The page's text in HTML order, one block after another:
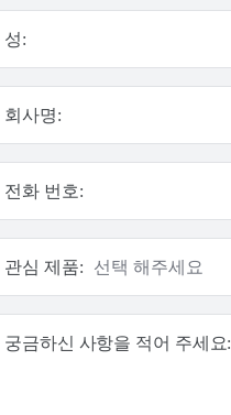
성:
회사명:
전화 번호:
관심 제품:
궁금하신 사항을 적어 주세요: